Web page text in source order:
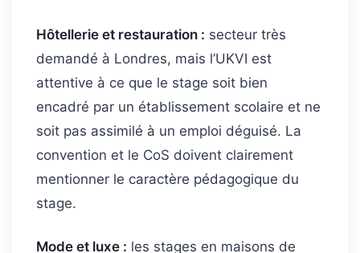
Hôtellerie et restauration : secteur très
demandé à Londres, mais l’UKVI est
attentive à ce que le stage soit bien
encadré par un établissement scolaire et ne
soit pas assimilé à un emploi déguisé. La
convention et le CoS doivent clairement
mentionner le caractère pédagogique du
stage.
Mode et luxe : les stages en maisons de